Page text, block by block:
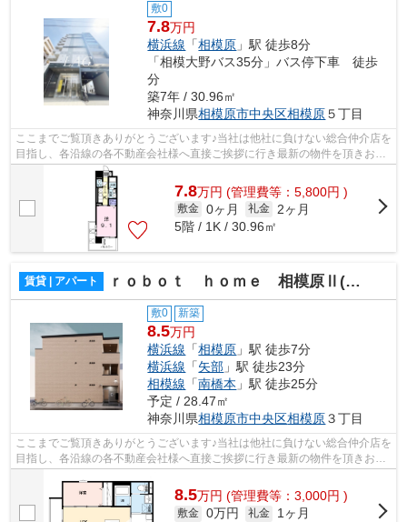
敷0
7.8万円
横浜線 「相模原 」駅 徒歩8分
「相模大野バス35分」バス停下車 徒歩
分
築7年 / 30.96㎡
神奈川県相模原市中央区相模原５丁目
ここまでご覧頂きありがとうございます♪当社は他社に負けない総合仲介店を
目指し、各沿線の各不動産会社様へ直接ご挨拶に行き最新の物件を頂きお客
様へ提供しております！最新の情報は...
7.8万円 (管理費等：5,800円 )
敷金 0ヶ月 礼金
2ヶ月
5階 / 1K / 30.96㎡
賃貸 | アパート ｒｏｂｏｔ ｈｏｍｅ 相模原Ⅱ(ロボットホームサガミハラツー)
敷0 新築
8.5万円
横浜線 「相模原 」駅 徒歩7分
横浜線 「矢部 」駅 徒歩23分
相模線 「南橋本 」駅 徒歩25分
予定 / 28.47㎡
神奈川県相模原市中央区相模原３丁目
ここまでご覧頂きありがとうございます♪当社は他社に負けない総合仲介店を
目指し、各沿線の各不動産会社様へ直接ご挨拶に行き最新の物件を頂きお客
様へ提供しております！最新の情報は...
8.5万円 (管理費等：3,000円 )
敷金 0万円 礼金
1ヶ月